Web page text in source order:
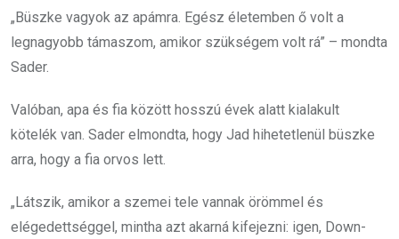
„Büszke vagyok az apámra. Egész életemben ő volt a
legnagyobb támaszom, amikor szükségem volt rá” – mondta
Sader.
Valóban, apa és fia között hosszú évek alatt kialakult
kötelék van. Sader elmondta, hogy Jad hihetetlenül büszke
arra, hogy a fia orvos lett.
„Látszik, amikor a szemei tele vannak örömmel és
elégedettséggel, mintha azt akarná kifejezni: igen, Down-